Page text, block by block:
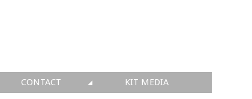
CONTACT KIT MEDIA